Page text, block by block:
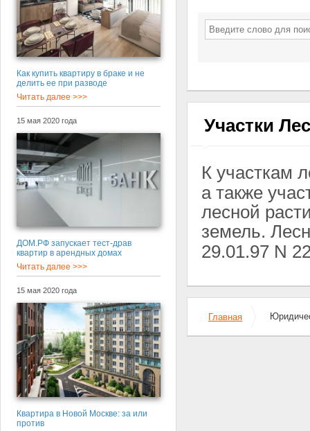
Как купить квартиру в браке и не
делить ее при разводе
Читать далее >>>
15 мая 2020 года
ДОМ.РФ запускает тест-драв
квартир в арендных домах
Читать далее >>>
15 мая 2020 года
Квартира в Новой Москве: за или
против
Участки
К участкам
а также
лесной
земель.
29.01.97 N
Главная